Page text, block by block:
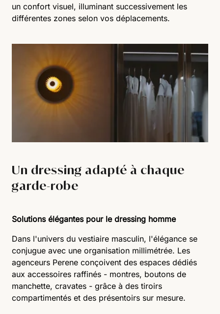
un confort visuel, illuminant successivement les
différentes zones selon vos déplacements.
Un dressing adapté à chaque
garde-robe
Solutions élégantes pour le dressing homme
Dans l'univers du vestiaire masculin, l'élégance se
conjugue avec une organisation millimétrée. Les
agenceurs Perene conçoivent des espaces dédiés
aux accessoires raffinés - montres, boutons de
manchette, cravates - grâce à des tiroirs
compartimentés et des présentoirs sur mesure.